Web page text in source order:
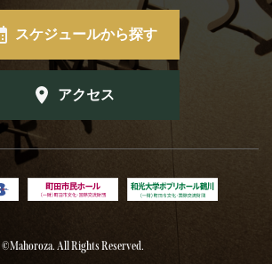
スケジュールから探す
アクセス
©Mahoroza. All Rights Reserved.